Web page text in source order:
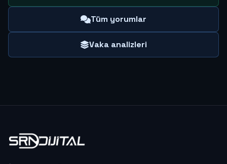
Tüm yorumlar
Vaka analizleri